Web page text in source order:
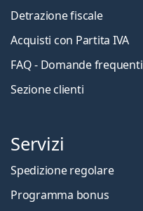
Detrazione fiscale
Acquisti con Partita IVA
FAQ - Domande frequenti
Sezione clienti
Servizi
Spedizione regolare
Programma bonus